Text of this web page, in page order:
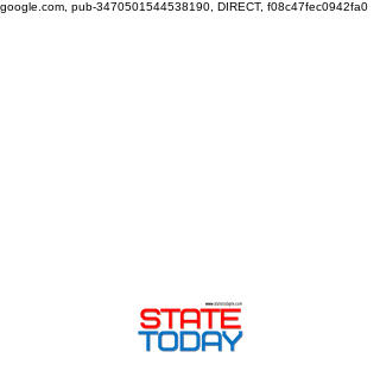
google.com, pub-3470501544538190, DIRECT, f08c47fec0942fa0